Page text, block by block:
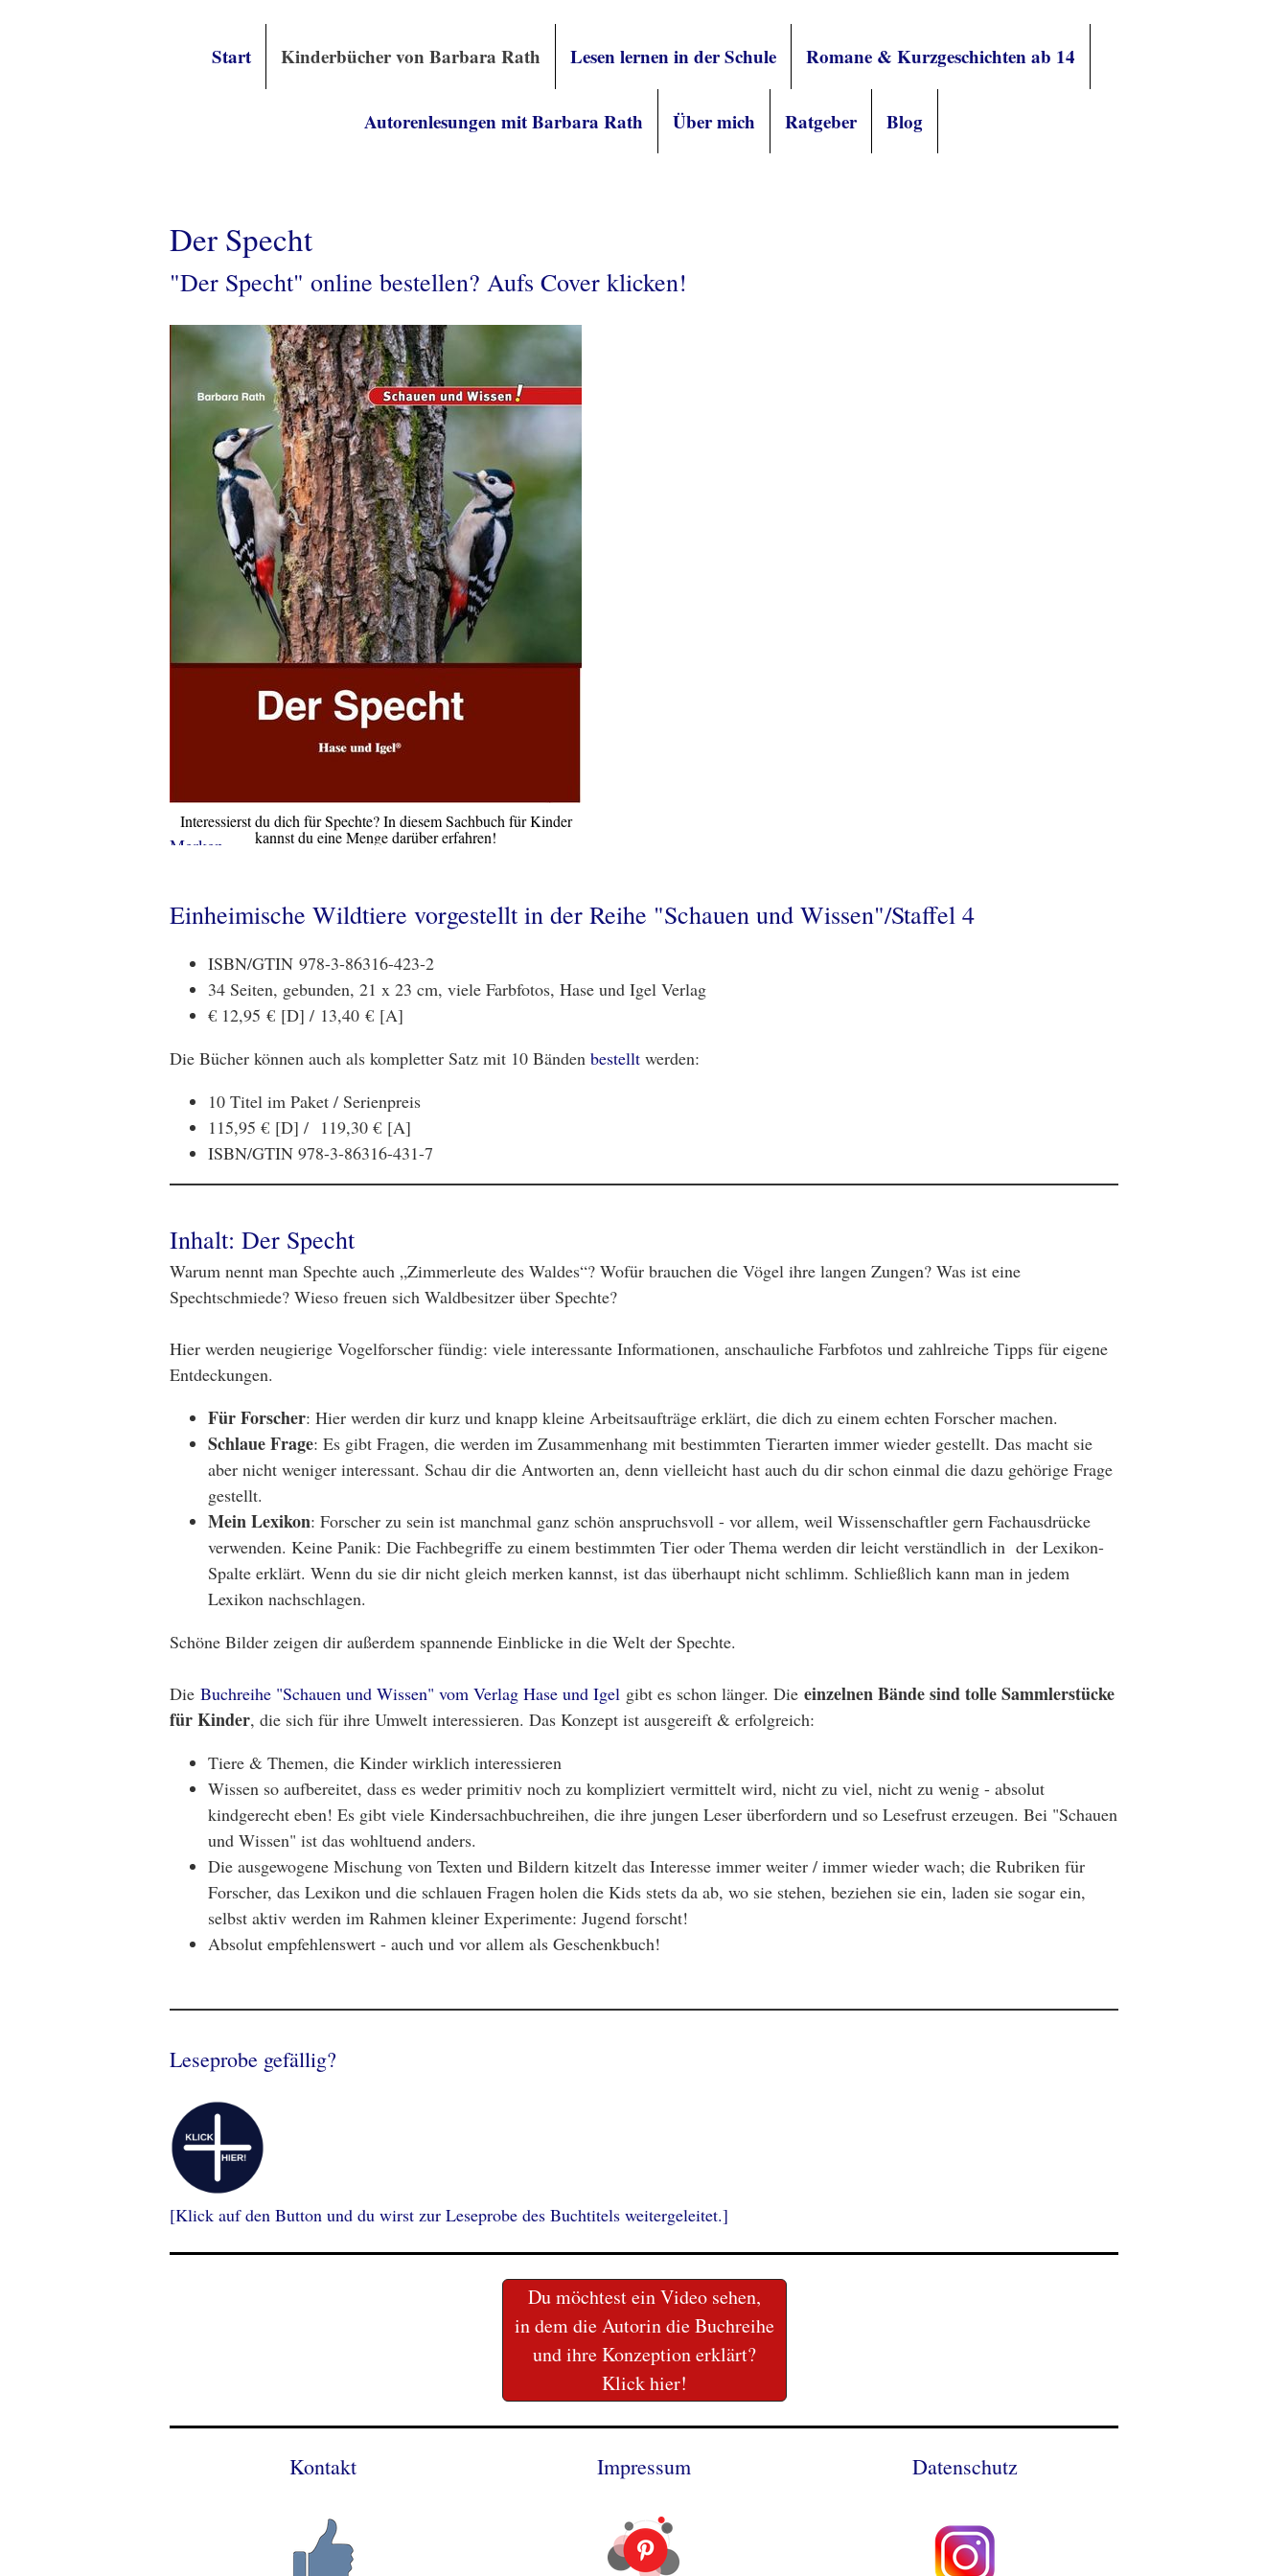
Start Kinderbücher von Barbara Rath Lesen lernen in der Schule Romane & Kurzgeschichten ab 14
Autorenlesungen mit Barbara Rath Über mich Ratgeber Blog
Der Specht
"Der Specht" online bestellen? Aufs Cover klicken!
Interessierst du dich für Spechte? In diesem Sachbuch für Kinder
kannst du eine Menge darüber erfahren!
Merken
Einheimische Wildtiere vorgestellt in der Reihe "Schauen und Wissen"/Staffel 4
ISBN/GTIN 978-3-86316-423-2
34 Seiten, gebunden, 21 x 23 cm, viele Farbfotos, Hase und Igel Verlag
€ 12,95 € [D] / 13,40 € [A]
Die Bücher können auch als kompletter Satz mit 10 Bänden bestellt werden:
10 Titel im Paket / Serienpreis
115,95 € [D] / 119,30 € [A]
ISBN/GTIN 978-3-86316-431-7
Inhalt: Der Specht
Warum nennt man Spechte auch „Zimmerleute des Waldes“? Wofür brauchen die Vögel ihre langen Zungen? Was ist eine
Spechtschmiede? Wieso freuen sich Waldbesitzer über Spechte?
Hier werden neugierige Vogelforscher fündig: viele interessante Informationen, anschauliche Farbfotos und zahlreiche Tipps für eigene
Entdeckungen.
Für Forscher: Hier werden dir kurz und knapp kleine Arbeitsaufträge erklärt, die dich zu einem echten Forscher machen.
Schlaue Frage: Es gibt Fragen, die werden im Zusammenhang mit bestimmten Tierarten immer wieder gestellt. Das macht sie
aber nicht weniger interessant. Schau dir die Antworten an, denn vielleicht hast auch du dir schon einmal die dazu gehörige Frage
gestellt.
Mein Lexikon: Forscher zu sein ist manchmal ganz schön anspruchsvoll - vor allem, weil Wissenschaftler gern Fachausdrücke
verwenden. Keine Panik: Die Fachbegriffe zu einem bestimmten Tier oder Thema werden dir leicht verständlich in der Lexikon-
Spalte erklärt. Wenn du sie dir nicht gleich merken kannst, ist das überhaupt nicht schlimm. Schließlich kann man in jedem
Lexikon nachschlagen.
Schöne Bilder zeigen dir außerdem spannende Einblicke in die Welt der Spechte.
Die Buchreihe "Schauen und Wissen" vom Verlag Hase und Igel gibt es schon länger. Die einzelnen Bände sind tolle Sammlerstücke
für Kinder, die sich für ihre Umwelt interessieren. Das Konzept ist ausgereift & erfolgreich:
Tiere & Themen, die Kinder wirklich interessieren
Wissen so aufbereitet, dass es weder primitiv noch zu kompliziert vermittelt wird, nicht zu viel, nicht zu wenig - absolut
kindgerecht eben! Es gibt viele Kindersachbuchreihen, die ihre jungen Leser überfordern und so Lesefrust erzeugen. Bei "Schauen
und Wissen" ist das wohltuend anders.
Die ausgewogene Mischung von Texten und Bildern kitzelt das Interesse immer weiter / immer wieder wach; die Rubriken für
Forscher, das Lexikon und die schlauen Fragen holen die Kids stets da ab, wo sie stehen, beziehen sie ein, laden sie sogar ein,
selbst aktiv werden im Rahmen kleiner Experimente: Jugend forscht!
Absolut empfehlenswert - auch und vor allem als Geschenkbuch!
Leseprobe gefällig?
[Klick auf den Button und du wirst zur Leseprobe des Buchtitels weitergeleitet.]
Du möchtest ein Video sehen,
in dem die Autorin die Buchreihe
und ihre Konzeption erklärt?
Klick hier!
Kontakt Impressum Datenschutz